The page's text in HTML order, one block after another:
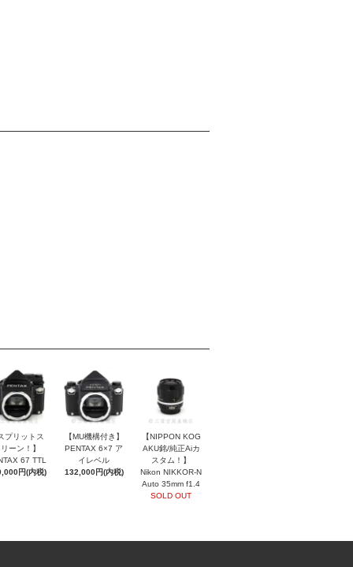
プリットス
ーン！】
67 TTL
円(内税)
【MU機構付き】
PENTAX 6×7 ア
イレベル
132,000円(内税)
【NIPPON KOG
AKU銘/純正Aiカ
スタム！】
Nikon NIKKOR-N
Auto 35mm f1.4
SOLD OUT